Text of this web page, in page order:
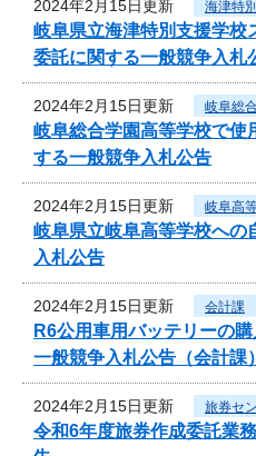
2024年2月15日更新 海津特
岐阜県立海津特別支援学校
委託に関する一般競争入札
2024年2月15日更新 岐阜総
岐阜総合学園高等学校で使
する一般競争入札公告
2024年2月15日更新 岐阜高
岐阜県立岐阜高等学校への
入札公告
2024年2月15日更新 会計課
R6公用車用バッテリーの
一般競争入札公告（会計課）
2024年2月15日更新 旅券セ
令和6年度旅券作成委託業